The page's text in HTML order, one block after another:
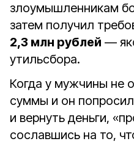
злоумышленникам
затем получил
2,3 млн рублей —
утильсбора.
Когда у мужчины не
суммы и он попросил
и вернуть деньги,
сославшись на то,